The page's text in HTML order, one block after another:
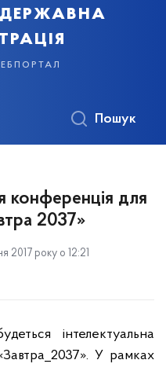
державна
Пошук
конференція для
2037»
2017 року о 12:21
інтелектуальна
У рамках